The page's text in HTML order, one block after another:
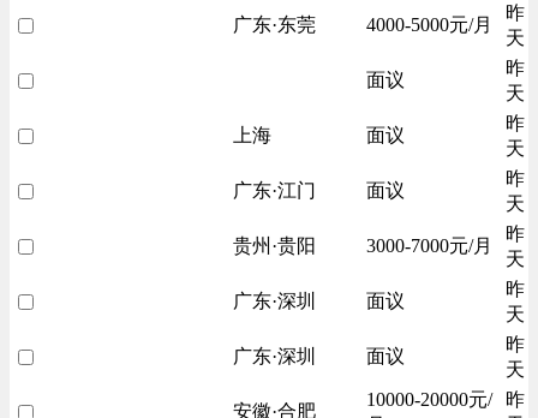
广东·东莞 4000-5000元/月
昨
天
面议
昨
天
上海 面议
昨
天
广东·江门 面议
昨
天
贵州·贵阳 3000-7000元/月
昨
天
广东·深圳 面议
昨
天
广东·深圳 面议
昨
天
安徽·合肥
10000-20000元/
昨